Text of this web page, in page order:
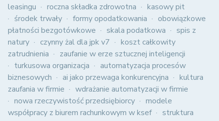
leasingu
roczna składka zdrowotna
kasowy pit
środek trwały
formy opodatkowania
obowiązkowe
płatności bezgotówkowe
skala podatkowa
spis z
natury
czynny żal dla jpk v7
koszt całkowity
zatrudnienia
zaufanie w erze sztucznej inteligencji
turkusowa organizacja
automatyzacja procesów
biznesowych
ai jako przewaga konkurencyjna
kultura
zaufania w firmie
wdrażanie automatyzacji w firmie
nowa rzeczywistość przedsiębiorcy
modele
współpracy z biurem rachunkowym w ksef
struktura